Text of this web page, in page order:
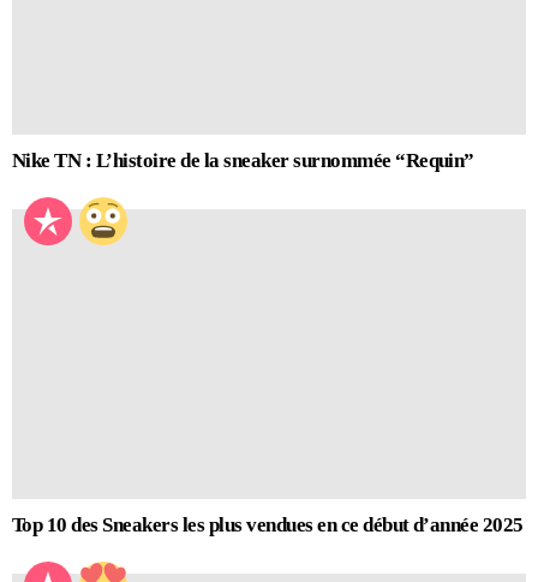
Nike TN : L’histoire de la sneaker surnommée “Requin”
Top 10 des Sneakers les plus vendues en ce début d’année 2025